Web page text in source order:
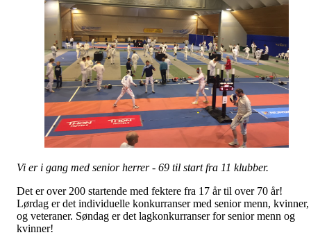
Vi er i gang med senior herrer - 69 til start fra 11 klubber.
Det er over 200 startende med fektere fra 17 år til over 70 år!
Lørdag er det individuelle konkurranser med senior menn, kvinner,
og veteraner. Søndag er det lagkonkurranser for senior menn og
kvinner!